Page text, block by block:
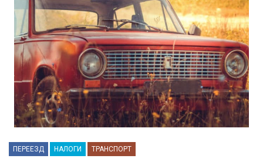
ПЕРЕЕЗД НАЛОГИ ТРАНСПОРТ